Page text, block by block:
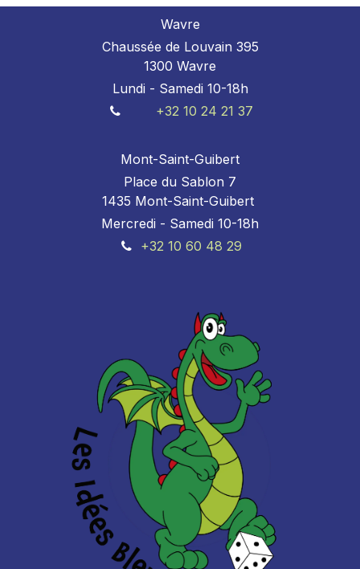
Wavre
Chaussée de Louvain 395
1300 Wavre
Lundi - Samedi 10-18h
+32 10 24 21 37
Mont-Saint-Guibert
Place du Sablon 7
1435 Mont-Saint-Guibert
Mercredi - Samedi 10-18h
+32 10 60 48 29